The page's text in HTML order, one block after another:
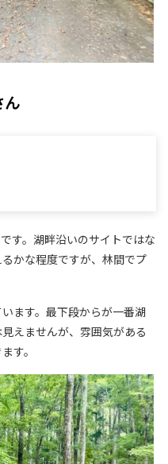
ん
す。湖畔沿いのサイトではな
かな程度ですが、林間でプ
ます。最下段からが一番湖
えませんが、雰囲気がある
す。